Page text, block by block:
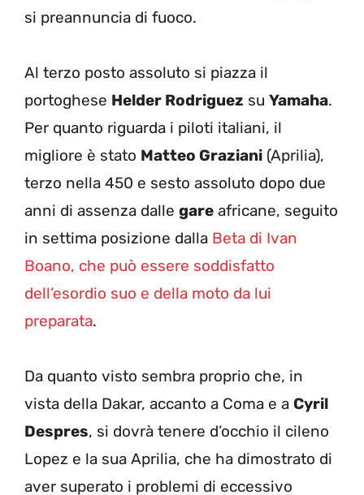
si preannuncia di fuoco.
Al terzo posto assoluto si piazza il
portoghese Helder Rodriguez su Yamaha.
Per quanto riguarda i piloti italiani, il
migliore è stato Matteo Graziani (Aprilia),
terzo nella 450 e sesto assoluto dopo due
anni di assenza dalle gare africane, seguito
in settima posizione dalla Beta di Ivan
Boano, che può essere soddisfatto
dell’esordio suo e della moto da lui
preparata.
Da quanto visto sembra proprio che, in
vista della Dakar, accanto a Coma e a Cyril
Despres, si dovrà tenere d’occhio il cileno
Lopez e la sua Aprilia, che ha dimostrato di
aver superato i problemi di eccessivo